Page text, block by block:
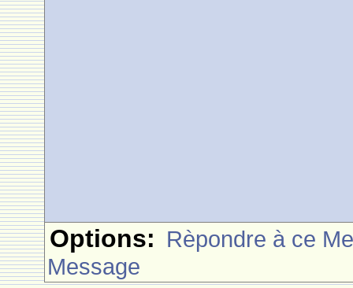
Options: Rèpondre à ce
Message